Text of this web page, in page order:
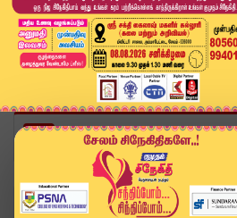
Home
வீடியோ ஸ்டோரி